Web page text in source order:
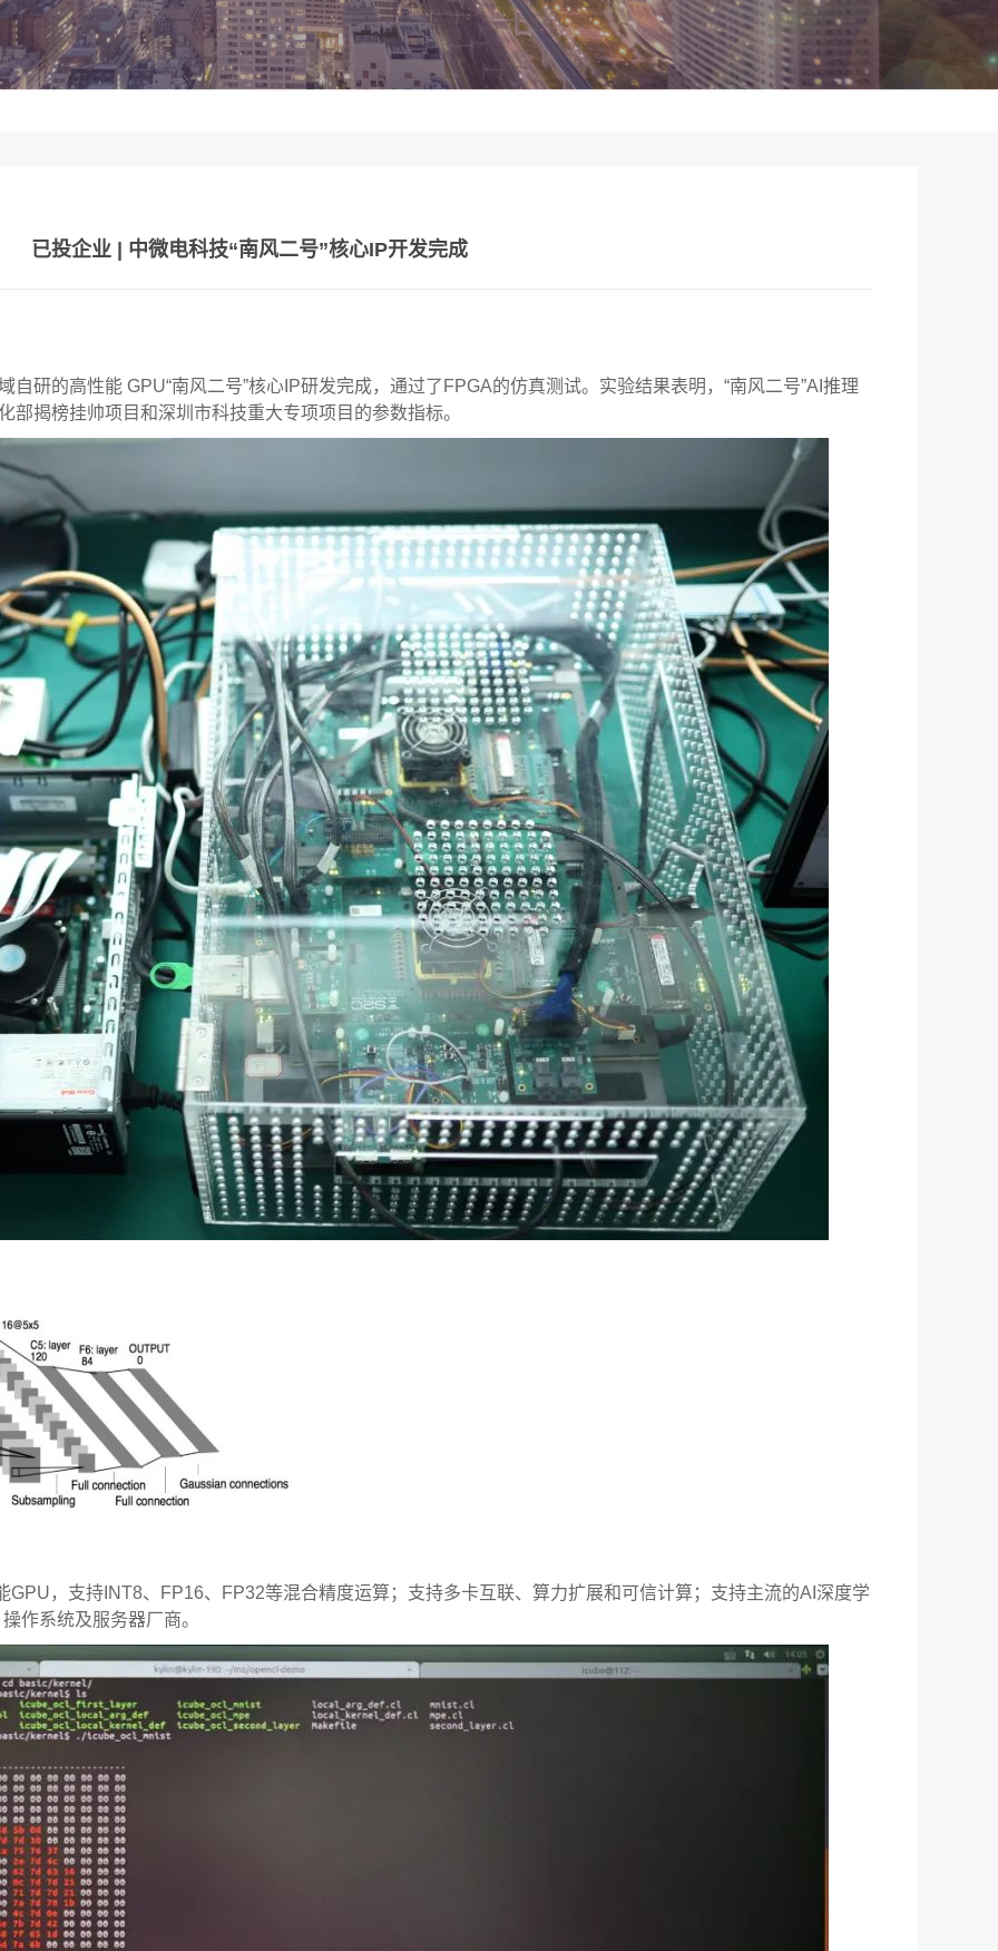
已投企业 | 中微电科技“南风二号”核心IP开发完成
研的高性能 GPU“南风二号”核心IP研发完成，通过了FPGA的仿真测试。实验结果表明，“南风二号”AI推理
揭榜挂帅项目和深圳市科技重大专项项目的参数指标。
GPU，支持INT8、FP16、FP32等混合精度运算；支持多卡互联、算力扩展和可信计算；支持主流的AI深度学
作系统及服务器厂商。